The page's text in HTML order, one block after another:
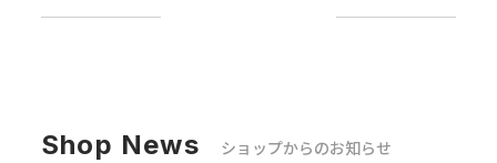
Shop News ショップからのお知らせ